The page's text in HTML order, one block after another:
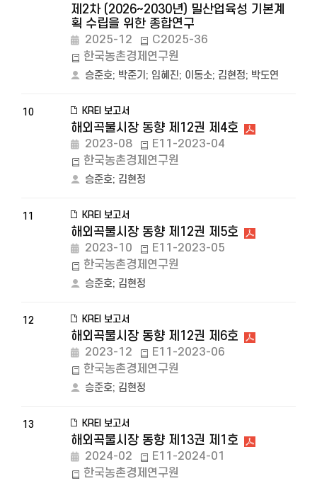
제2차 (2026~2030년) 밀산업육성 기본계
획 수립을 위한 종합연구
2025-12
C2025-36
한국농촌경제연구원
승준호; 박준기 ; 임혜진; 이동소; 김현정; 박도연
10 KREI 보고서
해외곡물시장 동향 제12권 제4호
2023-08
E11-2023-04
한국농촌경제연구원
승준호; 김현정
11 KREI 보고서
해외곡물시장 동향 제12권 제5호
2023-10
E11-2023-05
한국농촌경제연구원
승준호; 김현정
12 KREI 보고서
해외곡물시장 동향 제12권 제6호
2023-12
E11-2023-06
한국농촌경제연구원
승준호; 김현정
13 KREI 보고서
해외곡물시장 동향 제13권 제1호
2024-02
E11-2024-01
한국농촌경제연구원